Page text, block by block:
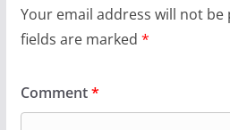
Your email address will not be
fields are marked *
Comment*